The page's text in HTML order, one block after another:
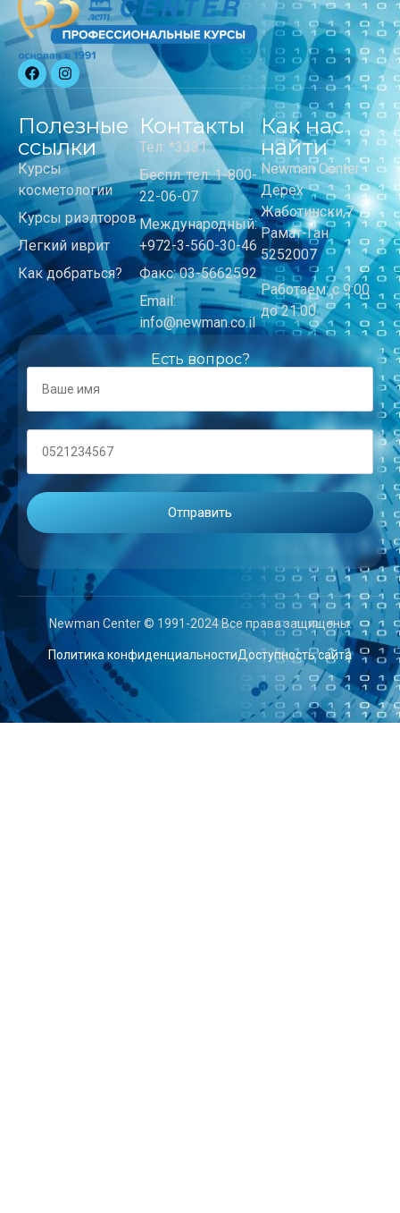
Полезные
ссылки
Курсы
косметологии
Курсы риэлторов
Легкий иврит
Как добраться?
Контакты
Тел: *3331
Беспл. тел: 1-800-
22-06-07
Международный:
+972-3-560-30-46
Факс: 03-5662592
Email:
info@newman.co.il
Как нас
найти
Newman Center
Дерех
Жаботински,7
Рамат-Ган
5252007
Работаем: с 9:00
до 21:00
Есть вопрос?
Newman Center © 1991-2024 Все права защищены.
Политика конфиденциальностиДоступность сайта